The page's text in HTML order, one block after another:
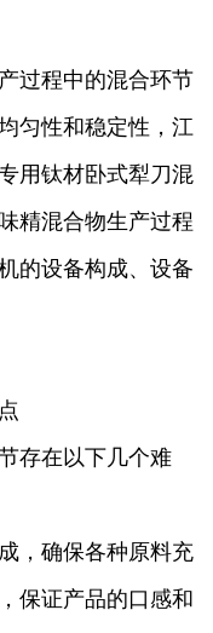
过程中的混合环节
匀性和稳定性，江
用钛材卧式犁刀混
精混合物生产过程
的设备构成、设备
存在以下几个难
，确保各种原料充
保证产品的口感和